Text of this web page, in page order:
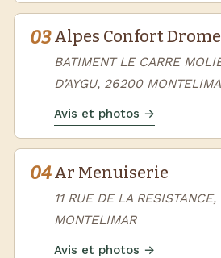
03 Alpes Confort Drome
BATIMENT LE CARRE
D’AYGU, 26200
Avis et photos →
04 Ar Menuiserie
11 RUE DE LA
MONTELIMAR
Avis et photos →